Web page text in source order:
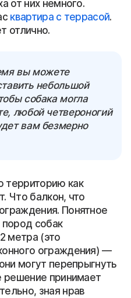
от них немного.
квартира с террасой.
отлично.
вы можете
небольшой
собака могла
любой четвероногий
вам безмерно
территорию как
Что балкон, что
Понятное
собак
метра (это
ограждения) —
могут перепрыгнуть
решение принимает
зная нрав